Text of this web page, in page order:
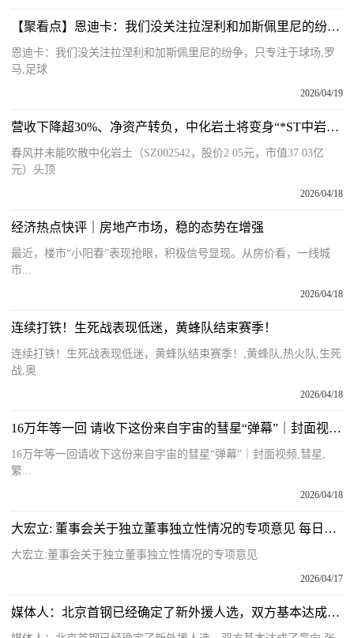
【聚看点】恩迪卡：我们没关注拉涅利和加斯佩里尼的纷争，只专注于球场
恩迪卡：我们没关注拉涅利和加斯佩里尼的纷争，只专注于球场,罗
马,足球
2026/04/19
营收下降超30%、净资产转负，中化岩土将变身“*ST中岩”！16亿元债务告急，国资大股东“输血”能撑多久？
春风并未能吹散中化岩土（SZ002542，股价2 05元，市值37 03亿
元）头顶
2026/04/18
经济热点快评｜房地产市场，稳的态势在增强
最近，楼市“小阳春”表现抢眼，积极信号显现。从房价看，一线城
市...
2026/04/18
连续打铁！生死战表现低迷，黄蜂队结束赛季！
连续打铁！生死战表现低迷，黄蜂队结束赛季！,黄蜂队,热火队,生死
战,奥
2026/04/18
16万年等一回 请收下这份来自宇宙的彗星“弹幕”｜封面视频 每日速看
16万年等一回请收下这份来自宇宙的彗星“弹幕”｜封面视频,彗星,
繁...
2026/04/18
大宏立: 董事会关于独立董事独立性情况的专项意见 每日信息
大宏立:董事会关于独立董事独立性情况的专项意见
2026/04/17
媒体人：北京首钢已经确定了新外援人选，双方基本达成了意向